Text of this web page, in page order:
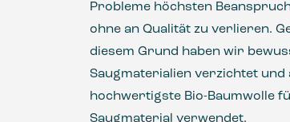
Probleme höchsten
ohne an Qualität zu verlieren.
diesem Grund haben wir
Saugmaterialien verzichtet und
hochwertigste Bio-Baumwolle
Saugmaterial verwendet.